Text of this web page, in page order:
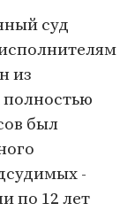
суд
из
был
-
по 12 лет